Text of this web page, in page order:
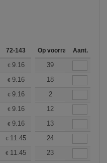
72-143 144-287 288 + Meer
Op voorraadAant.
€ 9.16 8.45
39
€ 9.16 8.45
18
€ 9.16 8.45
2
€ 9.16 8.45
12
€ 9.16 8.45
13
€ 11.45 10.57
24
€ 11.45 10.57
23